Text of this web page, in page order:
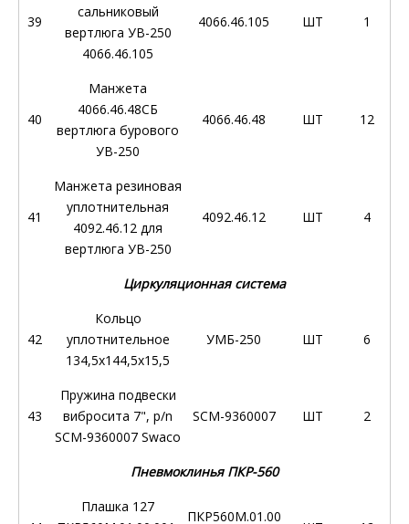
39
сальниковый
вертлюга УВ-250
4066.46.105
4066.46.105 ШТ 1
40
Манжета
4066.46.48СБ
вертлюга бурового
УВ-250
4066.46.48 ШТ 12
41
Манжета резиновая
уплотнительная
4092.46.12 для
вертлюга УВ-250
4092.46.12 ШТ 4
Циркуляционная система
42
Кольцо
уплотнительное
134,5х144,5х15,5
УМБ-250 ШТ 6
43
Пружина подвески
вибросита 7", p/n
SCM-9360007 Swaco
SCM-9360007 ШТ 2
Пневмоклинья ПКР-560
Плашка 127
ПКР560М.01.00